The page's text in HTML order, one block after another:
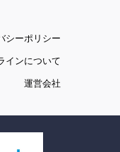
シーポリシー
インについて
運営会社